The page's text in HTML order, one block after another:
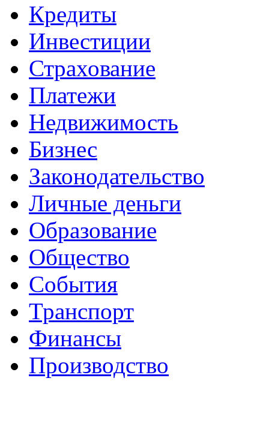
Кредиты
Инвестиции
Страхование
Платежи
Недвижимость
Бизнес
Законодательство
Личные деньги
Образование
Общество
События
Транспорт
Финансы
Производство